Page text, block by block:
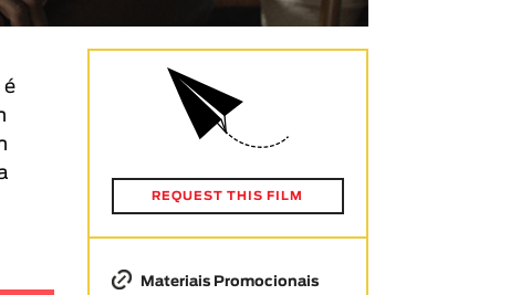
REQUEST THIS FILM
Materiais Promocionais
é